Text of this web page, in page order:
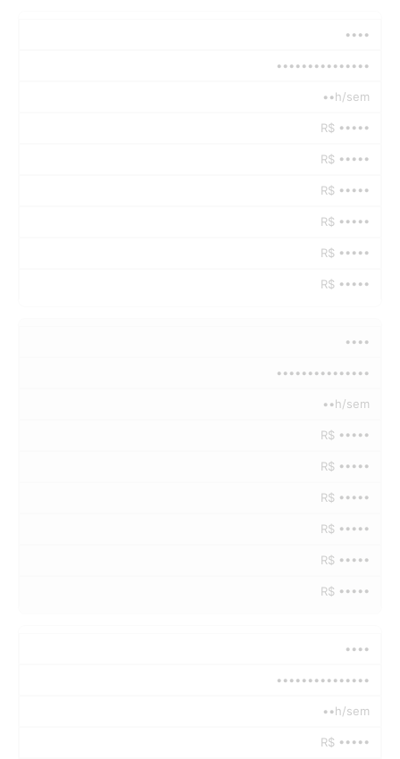
••••
•••••••••••••••
••h/sem
R$ •••••
R$ •••••
R$ •••••
R$ •••••
R$ •••••
R$ •••••
••••
•••••••••••••••
••h/sem
R$ •••••
R$ •••••
R$ •••••
R$ •••••
R$ •••••
R$ •••••
••••
•••••••••••••••
••h/sem
R$ •••••